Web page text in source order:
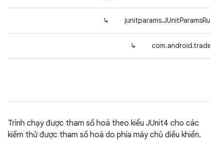
↳
↳
Trình chạy được tham số hoá theo kiểu JUnit4 cho các
kiểm thử được tham số hoá do phía máy chủ điều khiển.